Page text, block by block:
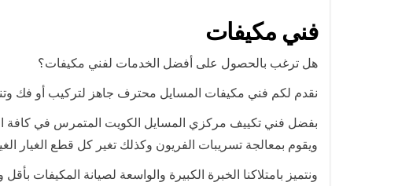
فني مكيفات
هل ترغب بالحصول على أفضل الخدمات لفني مكيفات؟
نقدم لكم فني مكيفات المسايل محترف جاهز لتركيب أو فك
بفضل فني تكييف مركزي المسايل الكويت المتمرس في كافة
ويقوم بمعالجة تسريبات الفريون وكذلك تغير كل قطع الغيار
ونتميز بامتلاكنا الخبرة الكبيرة والواسعة لصيانة